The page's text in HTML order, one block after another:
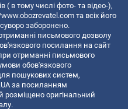
( в тому числі фото- та відео-),
та всіх його
заборонено.
письмового дозволу
посилання на сайт
отриманні письмового
обов'язкового
пошукових систем,
за посиланням
розміщено оригінальний